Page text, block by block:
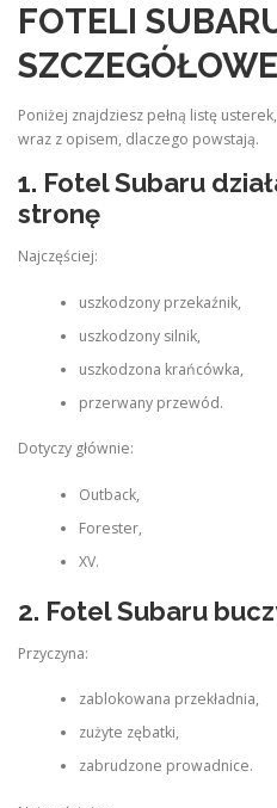
FOTELI
Poniżej znajdziesz pełną listę
wraz z opisem, dlaczego powstają.
1. Fotel Subaru
stronę
Najczęściej:
uszkodzony przekaźnik,
uszkodzony silnik,
uszkodzona krańcówka,
przerwany przewód.
Dotyczy głównie:
Outback,
Forester,
XV.
2. Fotel Subaru
Przyczyna:
zablokowana przekładnia,
zużyte zębatki,
zabrudzone prowadnice.